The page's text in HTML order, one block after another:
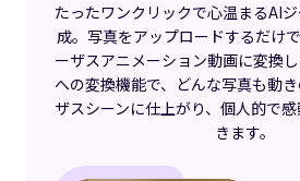
たったワンクリックで心温まるAI
成。写真をアップロードするだけ
ーザスアニメーション動画に変換
への変換機能で、どんな写真も動
ザスシーンに仕上がり、個人的で
きます。